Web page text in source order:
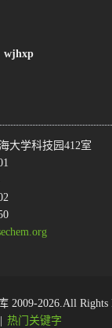
wjhxp
大学科技园412室
2009-2026.All Rights
热门关键字